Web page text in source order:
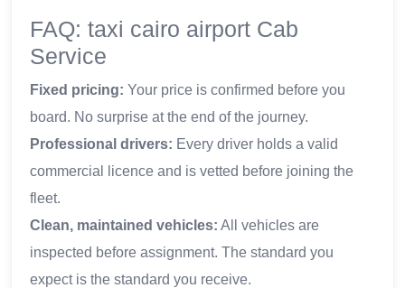
FAQ: taxi cairo airport Cab
Service
Fixed pricing: Your price is confirmed before you
board. No surprise at the end of the journey.
Professional drivers: Every driver holds a valid
commercial licence and is vetted before joining the
fleet.
Clean, maintained vehicles: All vehicles are
inspected before assignment. The standard you
expect is the standard you receive.